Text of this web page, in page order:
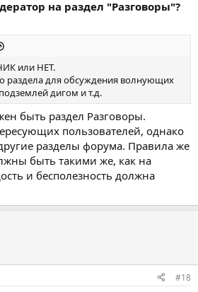
на раздел "Разговоры"?
или НЕТ.
раздела для обсуждения волнующих
дигом и т.д.
быть раздел Разговоры.
пользователей, однако
разделы форума. Правила же
быть такими же, как на
и бесполезность должна
#18